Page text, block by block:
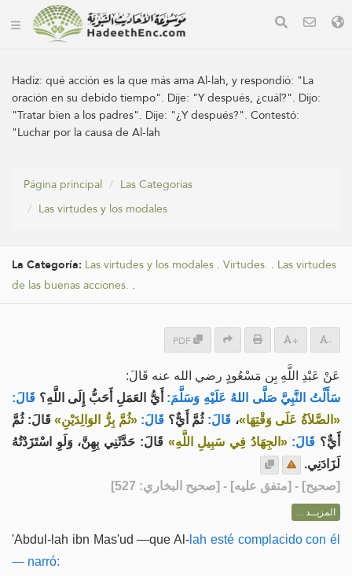
Hadiz:qué acción es la que más ama Al-lah, y respondió: "La
oración en su debido tiempo". Dije: "Y después, ¿cuál?". Dijo:
"Tratar bien a los padres". Dije: "¿Y después?". Contestó:
"Luchar por la causa de Al-lah
Página principal
Las Categorías
Las virtudes y los modales
La Categoría: Las virtudes y los modales . Virtudes. . Las virtudes
de las buenas acciones. .
PDF + -
عَنْ عَبْدِ اللَّهِ بِن مَسْعُودٍ رضي الله عنه قَالَ:
سَأَلْتُ النَّبِيَّ صَلَّى اللهُ عَلَيْهِ وَسَلَّمَ: أَيُّ العَمَلِ أَحَبُّ إِلَى اللَّهِ؟ قَالَ:
«الصَّلاَةُ عَلَى وَقْتِهَا»، قَالَ: ثُمَّ أَيٌّ؟ قَالَ: «ثُمَّ بِرُّ الوَالِدَيْنِ»قَالَ: ثُمَّ
أَيٌّ؟ قَالَ: «الجِهَادُ فِي سَبِيلِ اللَّهِ» قَالَ: حَدَّثَنِي بِهِنَّ، وَلَوِ اسْتَزَدْتُهُ
لَزَادَنِي.
[صحيح] - [متفق عليه] - [صحيح البخاري: 527]
المزيــد ...
'Abdul-lah ibn Mas'ud —que Al- lah esté complacido con él
— narró: